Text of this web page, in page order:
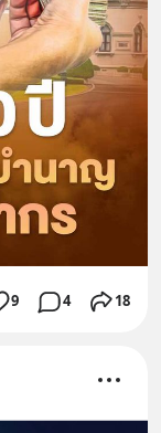
9 4 18